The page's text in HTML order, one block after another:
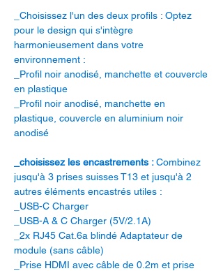
_Choisissez l'un des deux profils : Optez
pour le design qui s'intègre
harmonieusement dans votre
environnement :
_Profil noir anodisé, manchette et couvercle
en plastique
_Profil noir anodisé, manchette en
plastique, couvercle en aluminium noir
anodisé
_choisissez les encastrements :Combinez
jusqu'à 3 prises suisses T13 et jusqu'à 2
autres éléments encastrés utiles :
_USB-C Charger
_USB-A & C Charger (5V/2.1A)
_2x RJ45 Cat.6a blindé Adaptateur de
module (sans câble)
_Prise HDMI avec câble de 0.2m et prise